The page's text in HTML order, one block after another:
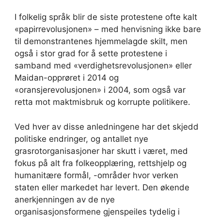
I folkelig språk blir de siste protestene ofte kalt
«papirrevolusjonen» – med henvisning ikke bare
til demonstrantenes hjemmelagde skilt, men
også i stor grad for å sette protestene i
samband med «verdighetsrevolusjonen» eller
Maidan-opprøret i 2014 og
«oransjerevolusjonen» i 2004, som også var
retta mot maktmisbruk og korrupte politikere.
Ved hver av disse anledningene har det skjedd
politiske endringer, og antallet nye
grasrotorganisasjoner har skutt i været, med
fokus på alt fra folkeopplæring, rettshjelp og
humanitære formål, -områder hvor verken
staten eller markedet har levert. Den økende
anerkjenningen av de nye
organisasjonsformene gjenspeiles tydelig i